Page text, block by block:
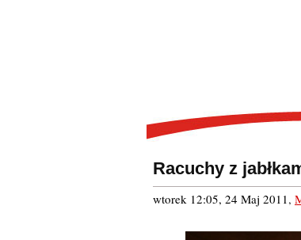
Racuchy z
wtorek 12:05, 24 Maj 2011,